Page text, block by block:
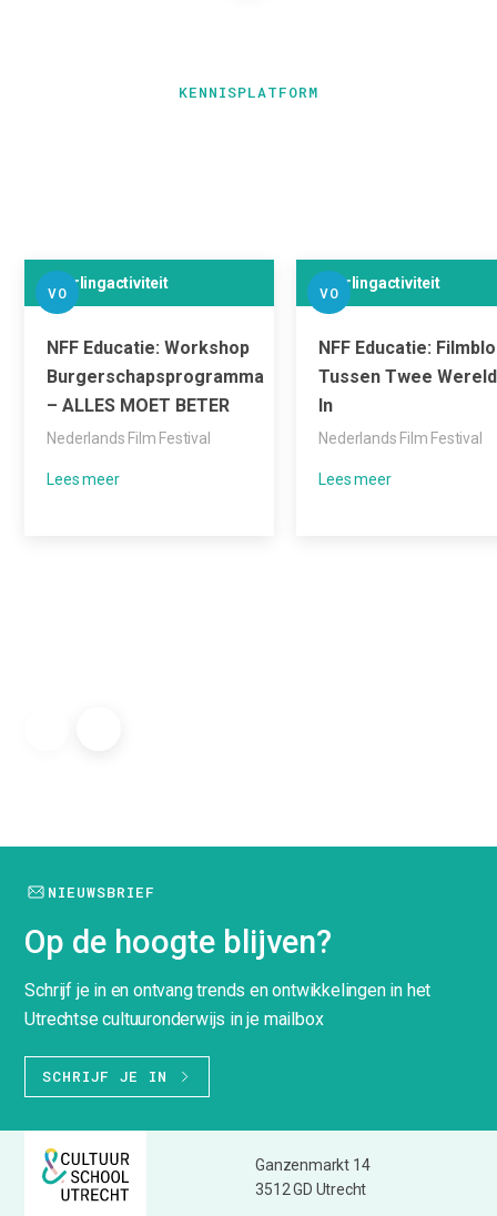
KENNISPLATFORM
VOLeerlingactiviteit
NFF Educatie: Workshop
Burgerschapsprogramma
– ALLES MOET BETER
Nederlands Film Festival
VOLeerlingactiviteit
NFF Educatie:
Tussen Twee
In
Nederlands Film Festival
NIEUWSBRIEF
Op de hoogte blijven?
Schrijf je in en ontvang trends en ontwikkelingen in het
Utrechtse cultuuronderwijs in je mailbox
SCHRIJF JE IN
Ganzenmarkt 14
3512 GD Utrecht